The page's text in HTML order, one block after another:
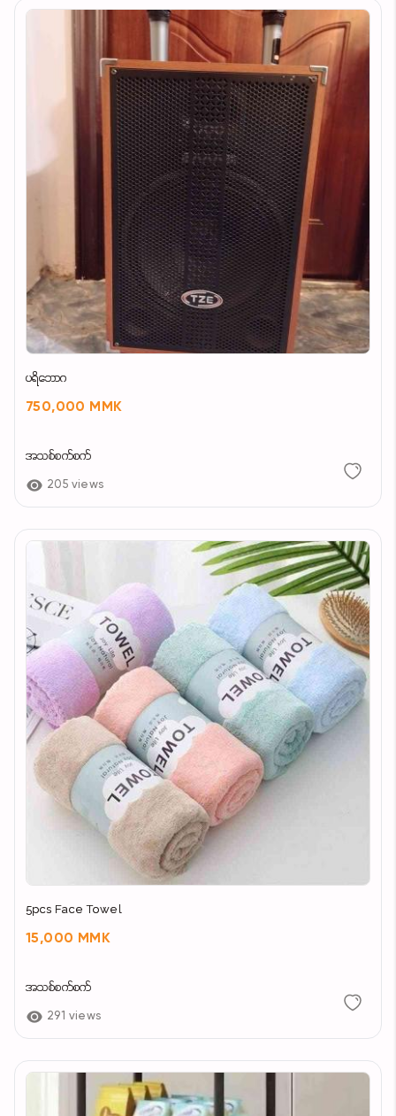
ပရိဘောဂ
750,000 MMK
အသစ်စက်စက်
205 views
5pcs Face Towel
15,000 MMK
အသစ်စက်စက်
291 views